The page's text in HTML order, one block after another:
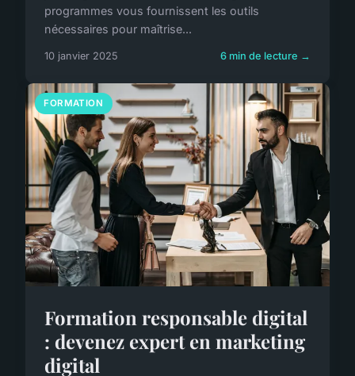
programmes vous fournissent les outils
nécessaires pour maîtrise...
10 janvier 2025 6 min de lecture →
FORMATION
Formation responsable digital
: devenez expert en marketing
digital